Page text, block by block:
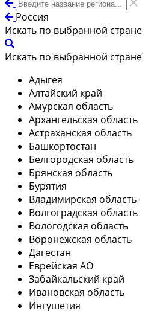
Россия
Искать по выбранной стране
Искать по выбранной стране
Адыгея
Алтайский край
Амурская область
Архангельская область
Астраханская область
Башкортостан
Белгородская область
Брянская область
Бурятия
Владимирская область
Волгоградская область
Вологодская область
Воронежская область
Дагестан
Еврейская АО
Забайкальский край
Ивановская область
Ингушетия